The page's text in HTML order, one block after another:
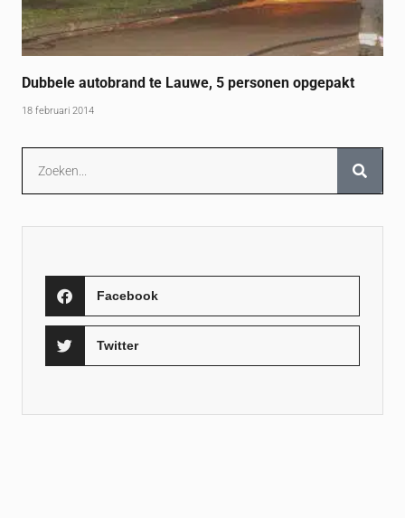
Dubbele autobrand te Lauwe, 5 personen opgepakt
18 februari 2014
Facebook
Twitter